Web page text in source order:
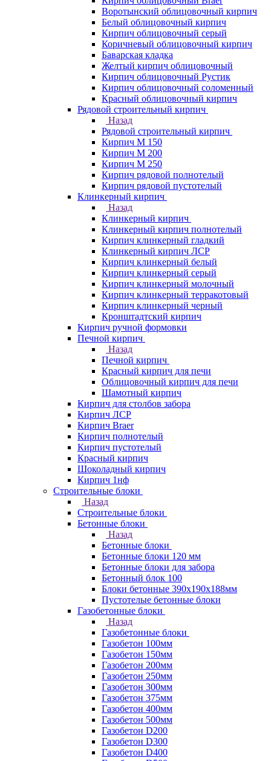
Воротынский облицовочный кирпич
Белый облицовочный кирпич
Кирпич облицовочный серый
Коричневый облицовочный кирпич
Баварская кладка
Желтый кирпич облицовочный
Кирпич облицовочный Рустик
Кирпич облицовочный соломенный
Красный облицовочный кирпич
Рядовой строительный кирпич
Назад
Рядовой строительный кирпич
Кирпич М 150
Кирпич М 200
Кирпич М 250
Кирпич рядовой полнотелый
Кирпич рядовой пустотелый
Клинкерный кирпич
Назад
Клинкерный кирпич
Клинкерный кирпич полнотелый
Кирпич клинкерный гладкий
Клинкерный кирпич ЛСР
Кирпич клинкерный белый
Кирпич клинкерный серый
Кирпич клинкерный молочный
Кирпич клинкерный терракотовый
Кирпич клинкерный черный
Кронштадтский кирпич
Кирпич ручной формовки
Печной кирпич
Назад
Печной кирпич
Красный кирпич для печи
Облицовочный кирпич для печи
Шамотный кирпич
Кирпич для столбов забора
Кирпич ЛСР
Кирпич Braer
Кирпич полнотелый
Кирпич пустотелый
Красный кирпич
Шоколадный кирпич
Кирпич 1нф
Строительные блоки
Назад
Строительные блоки
Бетонные блоки
Назад
Бетонные блоки
Бетонные блоки 120 мм
Бетонные блоки для забора
Бетонный блок 100
Блоки бетонные 390х190х188мм
Пустотелые бетонные блоки
Газобетонные блоки
Назад
Газобетонные блоки
Газобетон 100мм
Газобетон 150мм
Газобетон 200мм
Газобетон 250мм
Газобетон 300мм
Газобетон 375мм
Газобетон 400мм
Газобетон 500мм
Газобетон D200
Газобетон D300
Газобетон D400